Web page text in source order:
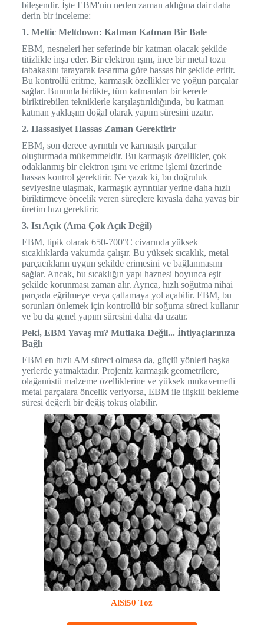
bileşendir. İşte EBM'nin neden zaman aldığına dair daha
derin bir inceleme:
1. Meltic Meltdown: Katman Katman Bir Bale
EBM, nesneleri her seferinde bir katman olacak şekilde
titizlikle inşa eder. Bir elektron ışını, ince bir metal tozu
tabakasını tarayarak tasarıma göre hassas bir şekilde eritir.
Bu kontrollü eritme, karmaşık özellikler ve yoğun parçalar
sağlar. Bununla birlikte, tüm katmanları bir kerede
biriktirebilen tekniklerle karşılaştırıldığında, bu katman
katman yaklaşım doğal olarak yapım süresini uzatır.
2. Hassasiyet Hassas Zaman Gerektirir
EBM, son derece ayrıntılı ve karmaşık parçalar
oluşturmada mükemmeldir. Bu karmaşık özellikler, çok
odaklanmış bir elektron ışını ve eritme işlemi üzerinde
hassas kontrol gerektirir. Ne yazık ki, bu doğruluk
seviyesine ulaşmak, karmaşık ayrıntılar yerine daha hızlı
biriktirmeye öncelik veren süreçlere kıyasla daha yavaş bir
üretim hızı gerektirir.
3. Isı Açık (Ama Çok Açık Değil)
EBM, tipik olarak 650-700°C civarında yüksek
sıcaklıklarda vakumda çalışır. Bu yüksek sıcaklık, metal
parçacıkların uygun şekilde erimesini ve bağlanmasını
sağlar. Ancak, bu sıcaklığın yapı haznesi boyunca eşit
şekilde korunması zaman alır. Ayrıca, hızlı soğutma nihai
parçada eğrilmeye veya çatlamaya yol açabilir. EBM, bu
sorunları önlemek için kontrollü bir soğuma süreci kullanır
ve bu da genel yapım süresini daha da uzatır.
Peki, EBM Yavaş mı? Mutlaka Değil... İhtiyaçlarınıza
Bağlı
EBM en hızlı AM süreci olmasa da, güçlü yönleri başka
yerlerde yatmaktadır. Projeniz karmaşık geometrilere,
olağanüstü malzeme özelliklerine ve yüksek mukavemetli
metal parçalara öncelik veriyorsa, EBM ile ilişkili bekleme
süresi değerli bir değiş tokuş olabilir.
AlSi50 Toz